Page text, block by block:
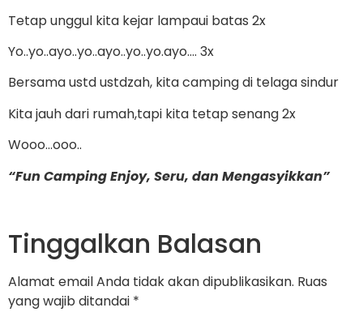
Tetap unggul kita kejar lampaui batas 2x
Yo..yo..ayo..yo..ayo..yo..yo.ayo…. 3x
Bersama ustd ustdzah, kita camping di telaga sindur
Kita jauh dari rumah,tapi kita tetap senang 2x
Wooo…ooo..
“Fun Camping Enjoy, Seru, dan Mengasyikkan”
Tinggalkan Balasan
Alamat email Anda tidak akan dipublikasikan. Ruas
yang wajib ditandai *